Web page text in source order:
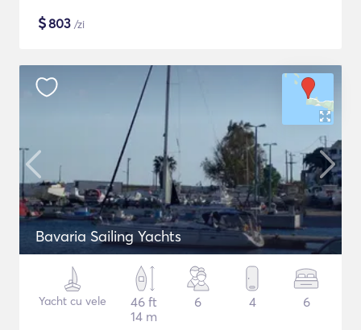
$803 /zi
Bavaria Sailing Yachts
Yacht cu vele
46 ft
14 m
6 4 6